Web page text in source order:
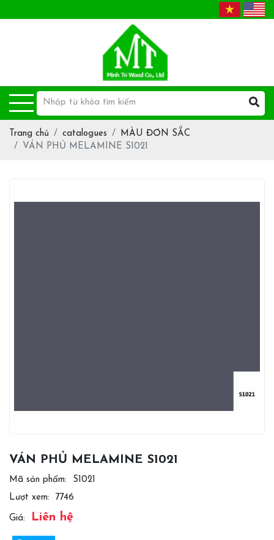
Trang chủ catalogues
MÀU ĐƠN SẮC
VÁN PHỦ MELAMINE S1021
VÁN PHỦ MELAMINE S1021
Mã sản phẩm:
S1021
Lượt xem:
7746
Giá: Liên hệ